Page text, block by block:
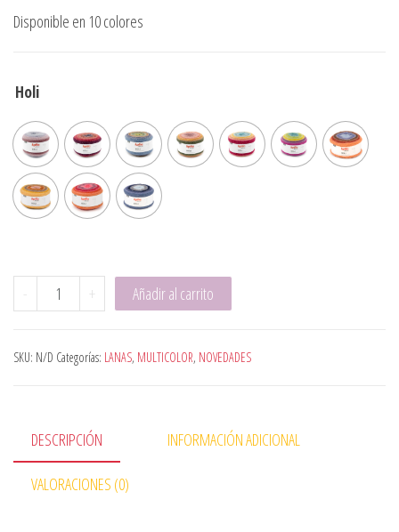
Disponible en 10 colores
Holi
- HOLI cantidad
+ Añadir al carrito
SKU: N/D Categorías: LANAS, MULTICOLOR, NOVEDADES
DESCRIPCIÓN INFORMACIÓN ADICIONAL
VALORACIONES (0)